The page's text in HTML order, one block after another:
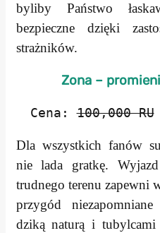
byliby Państwo
bezpieczne dzięki
strażników.
Zona –
Cena:100,000 RU
Dla wszystkich fanów
nie lada gratkę.
trudnego terenu zapewni
przygód
dziką naturą i tubylcami